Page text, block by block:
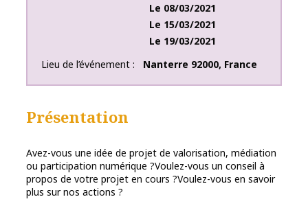
Le 08/03/2021
Le 15/03/2021
Le 19/03/2021
Lieu de l’événement
Nanterre 92000, France
Présentation
Avez-vous une idée de projet de valorisation, médiation
ou participation numérique ?Voulez-vous un conseil à
propos de votre projet en cours ?Voulez-vous en savoir
plus sur nos actions ?